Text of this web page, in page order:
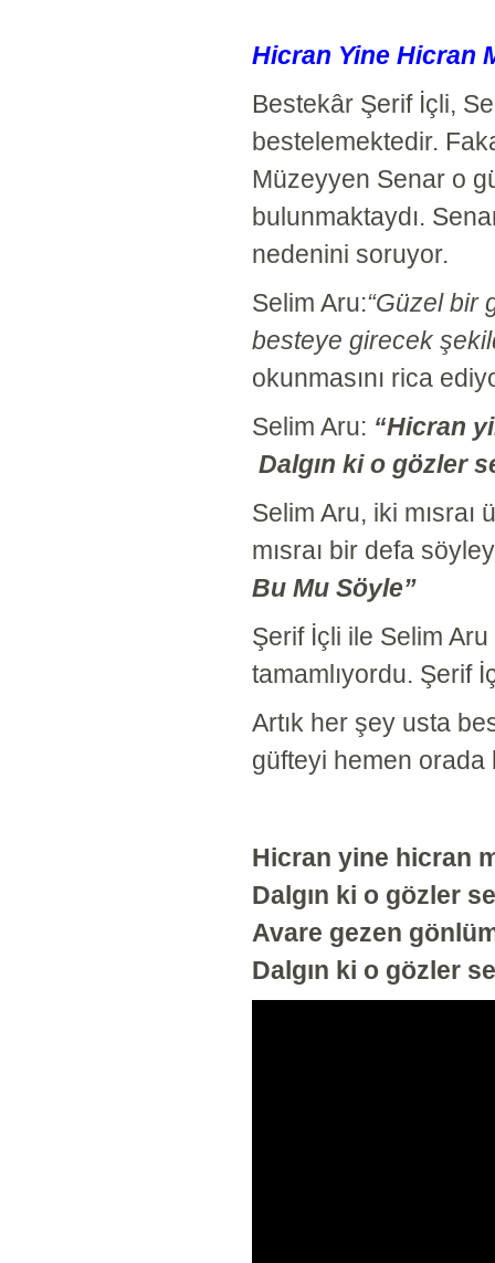
Hicran Yine Hicran
Bestekâr Şerif İçli,
bestelemektedir.
Müzeyyen Senar o
bulunmaktaydı.
nedenini soruyor.
Selim Aru:“Güzel bir
besteye girecek
okunmasını rica
Selim Aru: “Hicran
Dalgın ki o gözler
Selim Aru, iki
mısraı bir defa
Bu Mu Söyle”
Şerif İçli ile Selim Aru
tamamlıyordu. Şerif
Artık her şey usta
güfteyi hemen orada
Hicran yine hicran
Dalgın ki o gözler
Avare gezen
Dalgın ki o gözler